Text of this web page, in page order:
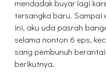
mendadak buyar lagi
tersangka baru. Sampai
ini, aku uda pasrah
selama nonton 6 eps,
sang pembunuh
berikutnya.